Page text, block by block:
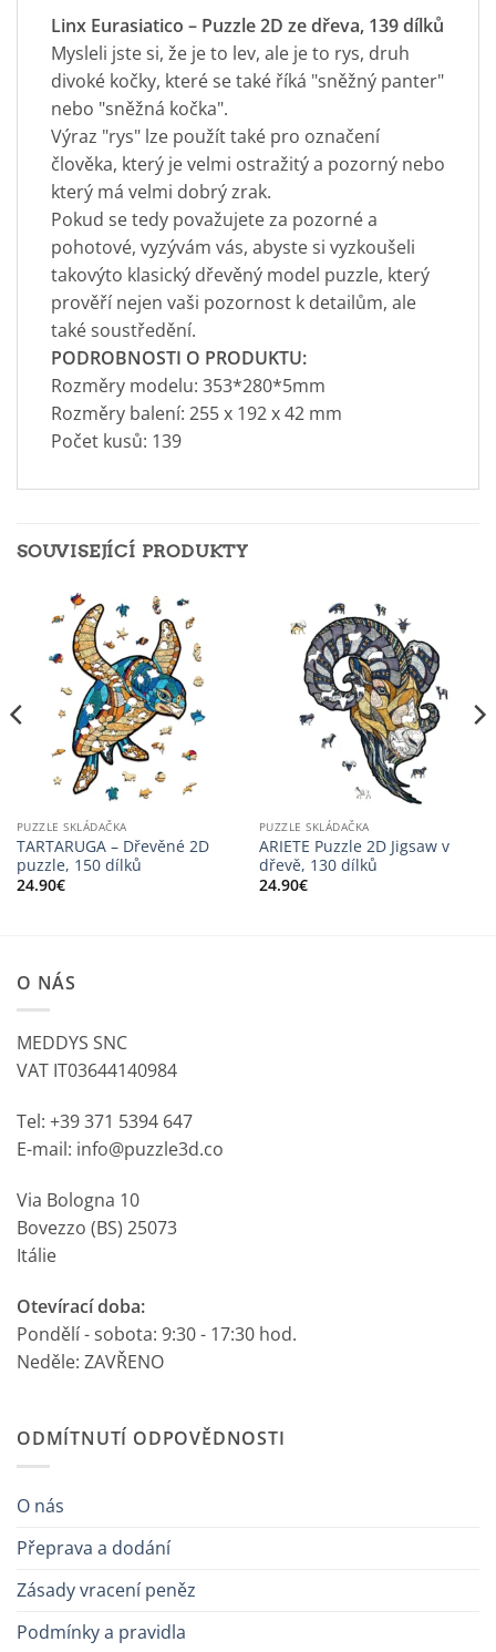
Linx Eurasiatico – Puzzle 2D ze dřeva, 139 dílků
Mysleli jste si, že je to lev, ale je to rys, druh
divoké kočky, které se také říká "sněžný panter"
nebo "sněžná kočka".
Výraz "rys" lze použít také pro označení
člověka, který je velmi ostražitý a pozorný nebo
který má velmi dobrý zrak.
Pokud se tedy považujete za pozorné a
pohotové, vyzývám vás, abyste si vyzkoušeli
takovýto klasický dřevěný model puzzle, který
prověří nejen vaši pozornost k detailům, ale
také soustředění.
PODROBNOSTI O PRODUKTU:
Rozměry modelu: 353*280*5mm
Rozměry balení: 255 x 192 x 42 mm
Počet kusů: 139
SOUVISEJÍCÍ PRODUKTY
PUZZLE SKLÁDAČKA
TARTARUGA – Dřevěné 2D
puzzle, 150 dílků
24.90€
PUZZLE SKLÁDAČKA
ARIETE Puzzle 2D Jigsaw v
dřevě, 130 dílků
24.90€
O NÁS
MEDDYS SNC
VAT IT03644140984
Tel: +39 371 5394 647
E-mail: info@puzzle3d.co
Via Bologna 10
Bovezzo (BS) 25073
Itálie
Otevírací doba:
Pondělí - sobota: 9:30 - 17:30 hod.
Neděle: ZAVŘENO
ODMÍTNUTÍ ODPOVĚDNOSTI
O nás
Přeprava a dodání
Zásady vracení peněz
Podmínky a pravidla